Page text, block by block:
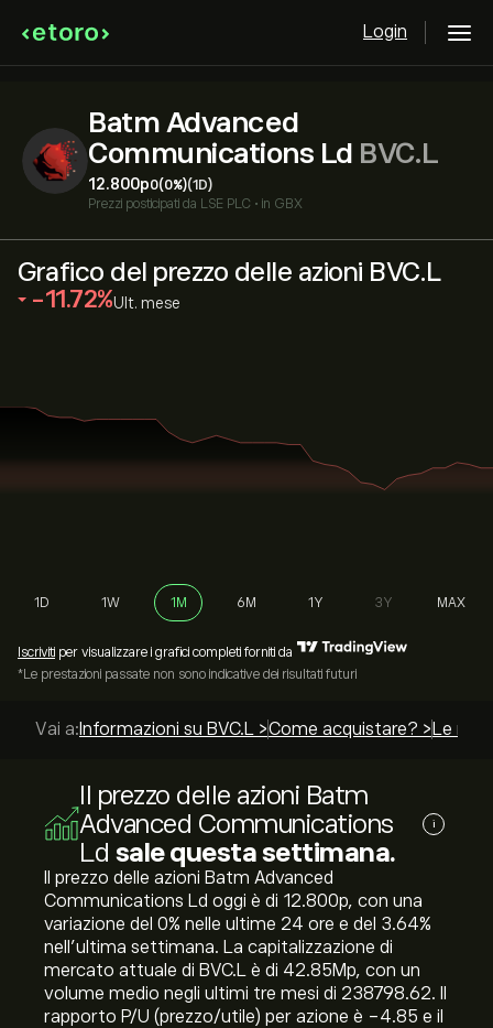
Login
Batm Advanced
Communications Ld BVC.L
12.800‎p‎0(0%)(1D)
Prezzi posticipati da LSE PLC • in GBX
Grafico del prezzo delle azioni BVC.L
‎-11.72‎ Ult. mese
1D 1W 1M 6M 1Y 3Y MAX
Iscriviti per visualizzare i grafici completi forniti da
*Le prestazioni passate non sono indicative dei risultati futuri
Vai a: Informazioni su BVC.L >Come acquistare? > Le
Il prezzo delle azioni Batm
Advanced Communications
Ld sale questa settimana.
i
Il prezzo delle azioni Batm Advanced
Communications Ld oggi è di 12.800‎p‎, con una
variazione del ‎0‎% nelle ultime 24 ore e del ‎3.64‎%
nell'ultima settimana. La capitalizzazione di
mercato attuale di BVC.L è di 42.85M‎p‎, con un
volume medio negli ultimi tre mesi di 238798.62. Il
rapporto P/U (prezzo/utile) per azione è -4.85 e il